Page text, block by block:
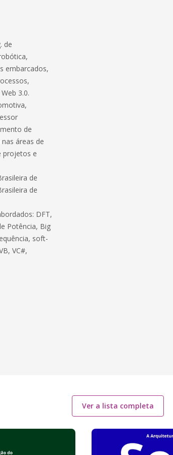
de
embarcados,
3.0.
de
áreas de
projetos e
de
de
DFT,
Potência, Big
soft-
VC#,
Ver a lista completa